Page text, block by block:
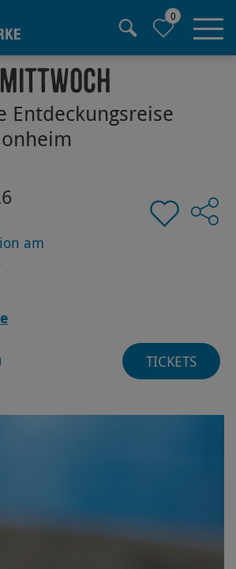
anspringen
0
Entdeckungsreise
am
TICKETS